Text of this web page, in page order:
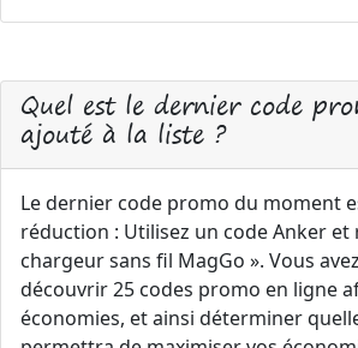
Quel est le dernier code
ajouté à la liste ?
Le dernier code promo du moment
réduction : Utilisez un code Anker et
chargeur sans fil MagGo ». Vous
découvrir 25 codes promo en ligne
économies, et ainsi déterminer